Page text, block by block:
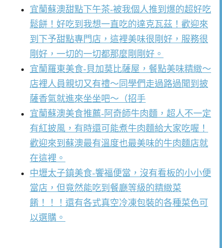
宜蘭蘇澳甜點下午茶-被我個人推到爆的超好吃
鬆餅！好吃到我想一直吃的達克瓦茲！歡迎來
到下予甜點專門店，這裡美味很剛好，服務很
剛好，一切的一切都那麼剛剛好。
宜蘭羅東美食-貝加莫比薩屋，餐點美味精緻～
店裡人員親切又有禮～同學們走過路過聞到披
薩香氣就進來坐坐吧～（招手
宜蘭蘇澳美食推薦-阿奇師牛肉麵，超人不一定
有紅披風，有時還可能煮牛肉麵給大家吃喔！
歡迎來到蘇澳最有溫度也最美味的牛肉麵店就
在這裡。
中壢太子鎮美食-饗福便當，沒有看板的小小便
當店，但竟然能吃到餐廳等級的精緻菜
餚！！！還有各式真空冷凍包裝的各種菜色可
以選購。